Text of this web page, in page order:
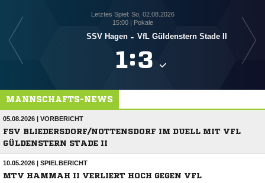
Letztes Spiel: So, 02.08.2026
15:00 | Pokale
SSV Hagen - VfL Güldenstern Stade II
:
MANNSCHAFTS-NEWS
05.08.2026 | VORBERICHT
FSV BLIEDERSDORF/NOTTENSDORF IM DUELL MIT VFL
GÜLDENSTERN STADE II
10.05.2026 | SPIELBERICHT
MTV HAMMAH II VERLIERT HOCH GEGEN VFL